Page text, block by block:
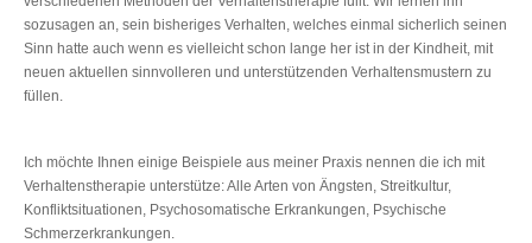
sozusagen an, sein bisheriges Verhalten, welches einmal sicherlich seinen
Sinn hatte auch wenn es vielleicht schon lange her ist in der Kindheit, mit
neuen aktuellen sinnvolleren und unterstützenden Verhaltensmustern zu
füllen.
Ich möchte Ihnen einige Beispiele aus meiner Praxis nennen die ich mit
Verhaltenstherapie unterstütze: Alle Arten von Ängsten, Streitkultur,
Konfliktsituationen, Psychosomatische Erkrankungen, Psychische
Schmerzerkrankungen.